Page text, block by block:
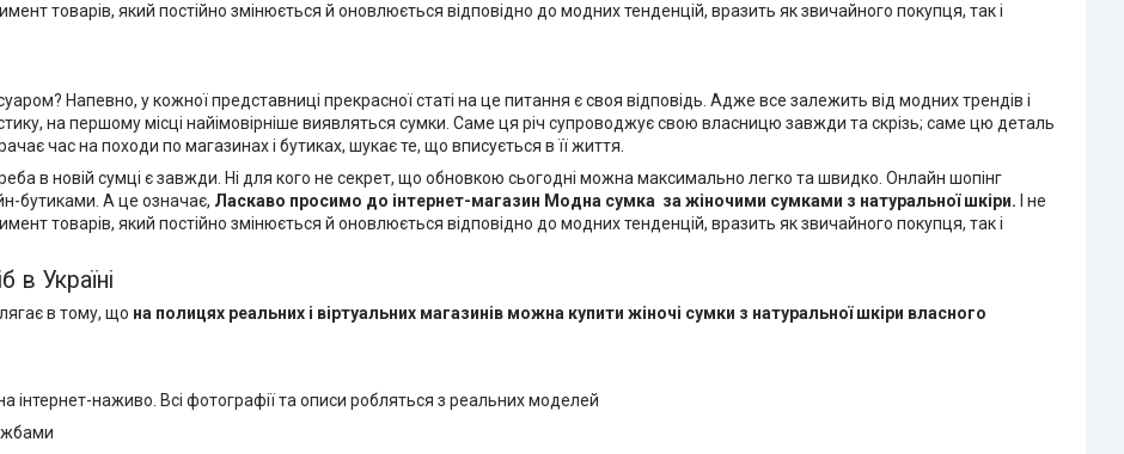
товарів, який постійно змінюється й оновлюється відповідно до модних тенденцій, вразить як звичайного покупця, так і
Напевно, у кожної представниці прекрасної статі на це питання є своя відповідь. Адже все залежить від модних трендів і
на першому місці найімовірніше виявляться сумки. Саме ця річ супроводжує свою власницю завжди та скрізь; саме цю деталь
час на походи по магазинах і бутиках, шукає те, що вписується в її життя.
в новій сумці є завжди. Ні для кого не секрет, що обновкою сьогодні можна максимально легко та швидко. Онлайн шопінг
бутиками. А це означає, Ласкаво просимо до інтернет-магазин Модна сумка за жіночими сумками з натуральної шкіри. І не
товарів, який постійно змінюється й оновлюється відповідно до модних тенденцій, вразить як звичайного покупця, так і
в Україні
в тому, що на полицях реальних і віртуальних магазинів можна купити жіночі сумки з натуральної шкіри власного
інтернет-наживо. Всі фотографії та описи робляться з реальних моделей